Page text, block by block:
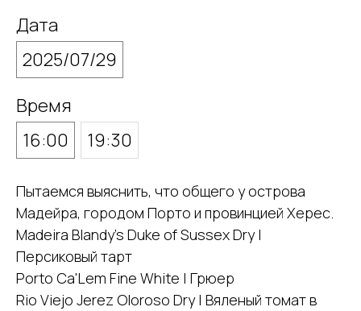
Дата
2025/07/29
Время
16:00
19:30
Пытаемся выяснить, что общего у острова
Мадейра, городом Порто и провинцией Херес.
Madeira Blandy's Duke of Sussex Dry |
Персиковый тарт
Porto Ca'Lem Fine White | Грюер
Rio Viejo Jerez Oloroso Dry | Вяленый томат в